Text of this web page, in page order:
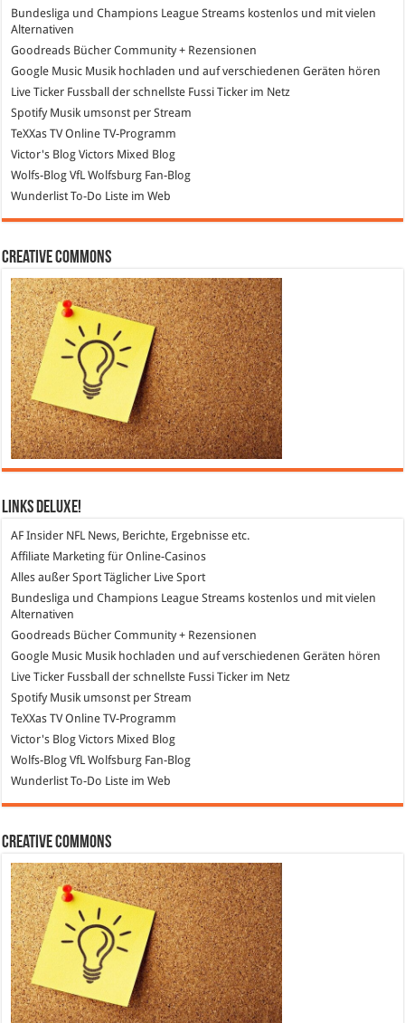
Bundesliga und Champions League Streams kostenlos und mit vielen
Alternativen
Goodreads Bücher Community + Rezensionen
Google Music Musik hochladen und auf verschiedenen Geräten hören
Live Ticker Fussball
der schnellste Fussi Ticker im Netz
SpotifyMusik umsonst per Stream
TeXXas TVOnline TV-Programm
Victor's Blog Victors Mixed Blog
Wolfs-Blog VfL Wolfsburg Fan-Blog
WunderlistTo-Do Liste im Web
Creative Commons
Links DeLuXe!
AF Insider NFL News, Berichte, Ergebnisse etc.
Affiliate Marketing für Online-Casinos
Alles außer Sport Täglicher Live Sport
Bundesliga und Champions League Streams kostenlos und mit vielen
Alternativen
Goodreads Bücher Community + Rezensionen
Google Music Musik hochladen und auf verschiedenen Geräten hören
Live Ticker Fussball der schnellste Fussi Ticker im Netz
SpotifyMusik umsonst per Stream
TeXXas TVOnline TV-Programm
Victor's Blog Victors Mixed Blog
Wolfs-Blog VfL Wolfsburg Fan-Blog
Wunderlist To-Do Liste im Web
Creative Commons